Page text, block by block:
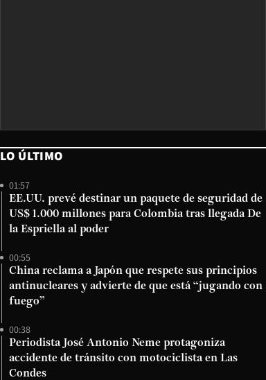
LO ÚLTIMO
01:57
EE.UU. prevé destinar un paquete de seguridad de
US$ 1.000 millones para Colombia tras llegada De
la Espriella al poder
00:55
China reclama a Japón que respete sus principios
antinucleares y advierte de que está “jugando con
fuego”
00:38
Periodista José Antonio Neme protagoniza
accidente de tránsito con motociclista en Las
Condes